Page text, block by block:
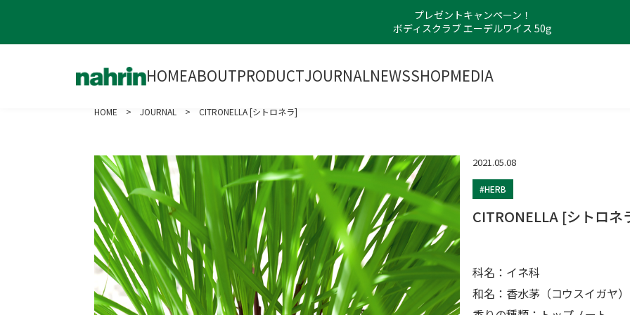
プレゼントキャンペーン！
ボディスクラブ エーデルワイス 50g
HOMEABOUTPRODUCTJOURNALNEWSSHOPMEDIA
HOME >JOURNAL > CITRONELLA [シトロネラ]
2021.05.08
#HERB
CITRONELLA [シトロネ
科名：イネ科
和名：香水茅（コウスイガヤ）